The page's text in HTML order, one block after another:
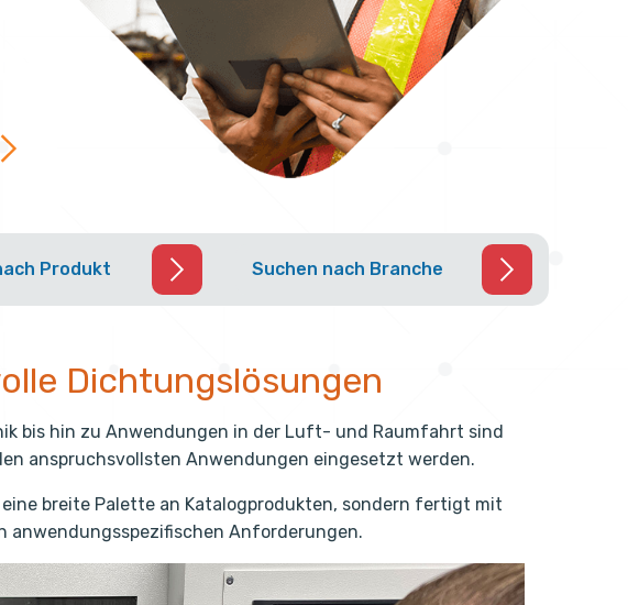
Produkt Suchen nach Branche
Dichtungslösungen
bis hin zu Anwendungen in der Luft- und Raumfahrt sind
anspruchsvollsten Anwendungen eingesetzt werden.
breite Palette an Katalogprodukten, sondern fertigt mit
anwendungsspezifischen Anforderungen.